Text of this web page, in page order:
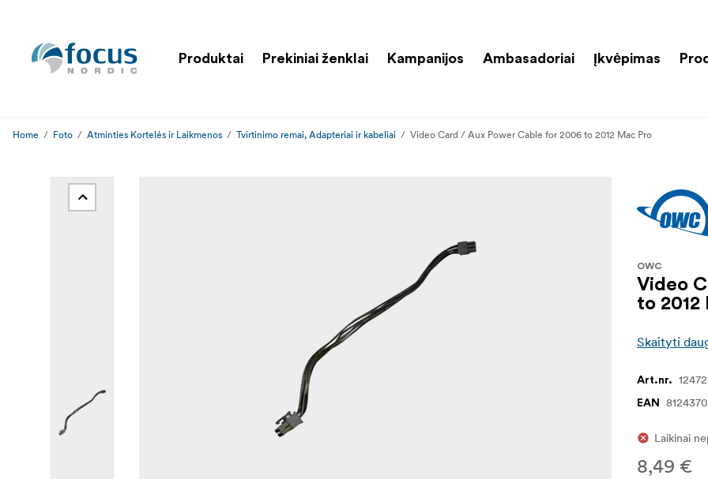
Produktai Prekiniai ženklai Kampanijos Ambasadoriai Įkvėpimas
Home Foto Atminties Kortelės ir Laikmenos Tvirtinimo remai, Adapteriai ir kabeliai Video Card / Aux Power Cable for 2006 to 2012 Mac Pro
OWC
Video
to 2012
Skaityti
Art.nr.
EAN
Laikinai
8,49 €